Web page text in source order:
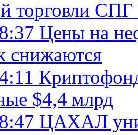
торговли СПГ
Цены на
снижаются
$4,4 млрд
ЦАХАЛ